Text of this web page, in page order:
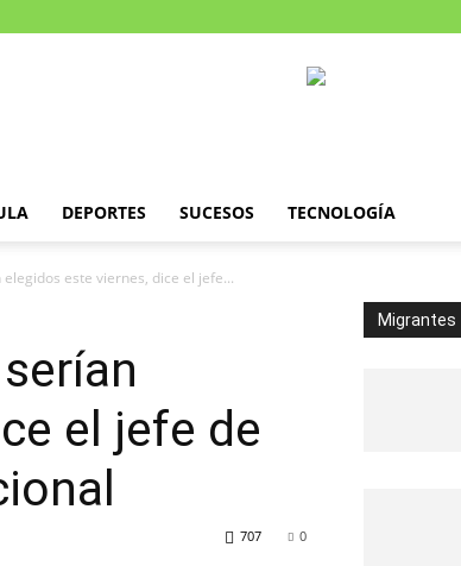
DEPORTES SUCESOS TECNOLOGÍA
este viernes, dice el jefe...
el jefe de
0
707
Migrantes